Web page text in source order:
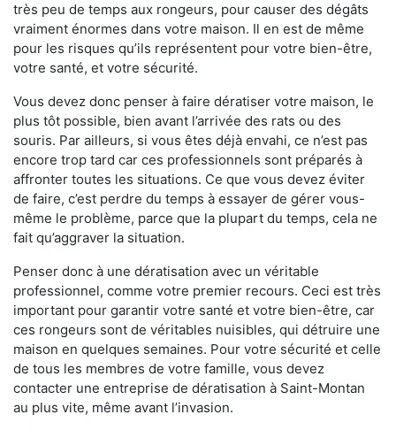
très peu de temps aux rongeurs, pour causer des dégâts
vraiment énormes dans votre maison. Il en est de même
pour les risques qu’ils représentent pour votre bien-être,
votre santé, et votre sécurité.
Vous devez donc penser à faire dératiser votre maison, le
plus tôt possible, bien avant l’arrivée des rats ou des
souris. Par ailleurs, si vous êtes déjà envahi, ce n’est pas
encore trop tard car ces professionnels sont préparés à
affronter toutes les situations. Ce que vous devez éviter
de faire, c’est perdre du temps à essayer de gérer vous-
même le problème, parce que la plupart du temps, cela ne
fait qu’aggraver la situation.
Penser donc à une dératisation avec un véritable
professionnel, comme votre premier recours. Ceci est très
important pour garantir votre santé et votre bien-être, car
ces rongeurs sont de véritables nuisibles, qui détruire une
maison en quelques semaines. Pour votre sécurité et celle
de tous les membres de votre famille, vous devez
contacter une entreprise de dératisation à Saint-Montan
au plus vite, même avant l’invasion.